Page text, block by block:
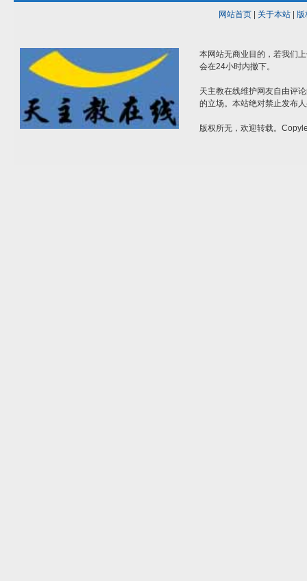
网站首页| 关于本站| 版
本网站无商业目的，若我们
会在24小时内撤下。
天主教在线维护网友自由评
的立场。本站绝对禁止发布
版权所无，欢迎转载。